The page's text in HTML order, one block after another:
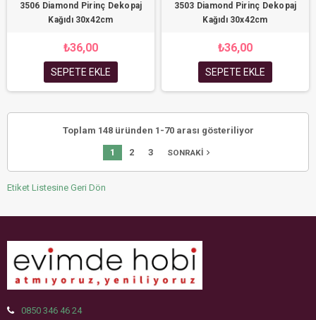
3506 Diamond Pirinç Dekopaj
Kağıdı 30x42cm
₺36,00
SEPETE EKLE
3503 Diamond Pirinç Dekopaj
Kağıdı 30x42cm
₺36,00
SEPETE EKLE
Toplam 148 üründen 1-70 arası gösteriliyor
1 2 3 SONRAKI navigate_next
Etiket Listesine Geri Dön
0850 346 46 24